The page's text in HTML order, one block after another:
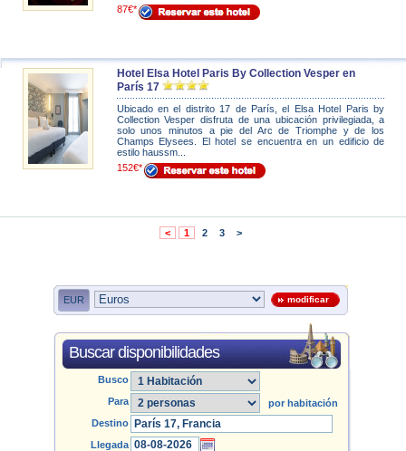
87€*
Hotel Elsa Hotel Paris By Collection Vesper en
París 17
Ubicado en el distrito 17 de París, el Elsa Hotel Paris by
Collection Vesper disfruta de una ubicación privilegiada, a
solo unos minutos a pie del Arc de Triomphe y de los
Champs Elysees. El hotel se encuentra en un edificio de
estilo haussm...
152€*
< 1 2 3 >
EUR modificar
Buscar disponibilidades
Busco
Para
por habitación
Destino
Llegada